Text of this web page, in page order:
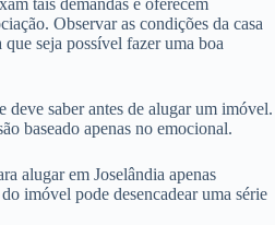
tais demandas e oferecem
Observar as condições da casa
seja possível fazer uma boa
deve saber antes de alugar um imóvel.
baseado apenas no emocional.
alugar em Joselândia apenas
imóvel pode desencadear uma série